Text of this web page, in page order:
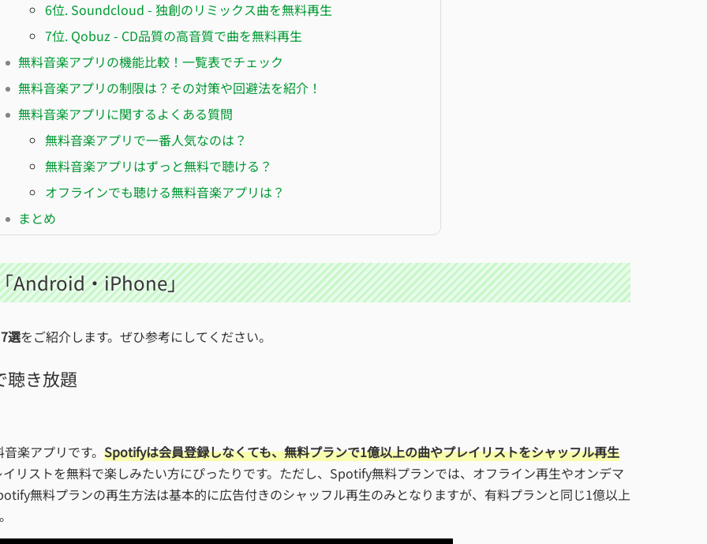
6位. Soundcloud - 独創のリミックス曲を無料再生
7位. Qobuz - CD品質の高音質で曲を無料再生
無料音楽アプリの機能比較！一覧表でチェック
無料音楽アプリの制限は？その対策や回避法を紹介！
無料音楽アプリに関するよくある質問
無料音楽アプリで一番人気なのは？
無料音楽アプリはずっと無料で聴ける？
オフラインでも聴ける無料音楽アプリは？
まとめ
Android・iPhone」
選をご紹介します。ぜひ参考にしてください。
聴き放題
楽アプリです。 Spotifyは会員登録しなくても、無料プランで1億以上の曲やプレイリストをシャッフル再生
リストを無料で楽しみたい方にぴったりです。ただし、Spotify無料プランでは、オフライン再生やオンデマ
無料プランの再生方法は基本的に広告付きのシャッフル再生のみとなりますが、有料プランと同じ1億以上